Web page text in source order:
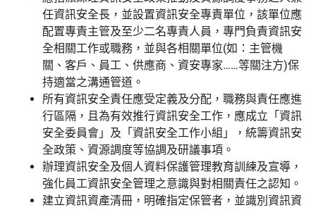
任資訊安全長，並設置資訊安全專責單位，該單位應
配置專責主管及至少二名專責人員，專門負責資訊安
全相關工作或職務，並與各相關單位(如：主管機
關、客戶、員工、供應商、資安專家……等關注方)保
持適當之溝通管道。
所有資訊安全責任應受定義及分配，職務與責任應進
行區隔，且為有效推行資訊安全工作，應成立「資訊
安全委員會」及「資訊安全工作小組」，統籌資訊安
全政策、資源調度等協調及研議事項。
辦理資訊安全及個人資料保護管理教育訓練及宣導，
強化員工資訊安全管理之意識與對相關責任之認知。
建立資訊資產清冊，明確指定保管者，並識別資訊資